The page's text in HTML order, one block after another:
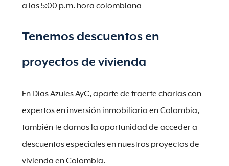
a las 5:00 p.m. hora colombiana
Tenemos descuentos en
proyectos de vivienda
En Días Azules AyC, aparte de traerte charlas con
expertos en inversión inmobiliaria en Colombia,
también te damos la oportunidad de acceder a
descuentos especiales en nuestros proyectos de
vivienda en Colombia.